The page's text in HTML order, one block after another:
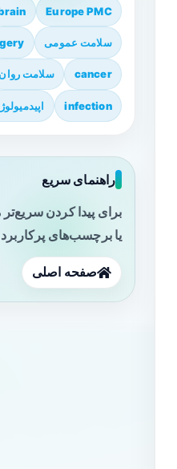
Europe PMC
سلامت عمومی
cancer سلامت روان
infection
راهنمای سریع
برای پیدا کردن
یا برچسب‌های پرکاربرد
صفحه اصلی